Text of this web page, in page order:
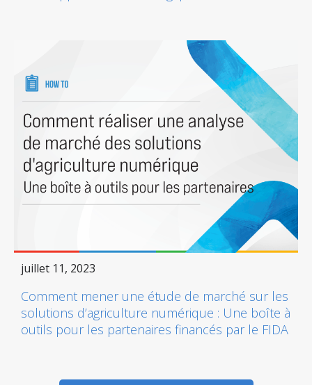
juillet 11, 2023
Comment mener une étude de marché sur les
solutions d’agriculture numérique : Une boîte à
outils pour les partenaires financés par le FIDA